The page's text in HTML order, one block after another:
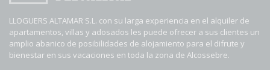
LLOGUERS ALTAMAR S.L. con su larga experiencia en el alquiler de
apartamentos, villas y adosados les puede ofrecer a sus clientes un
amplio abanico de posibilidades de alojamiento para el difrute y
bienestar en sus vacaciones en toda la zona de Alcossebre.